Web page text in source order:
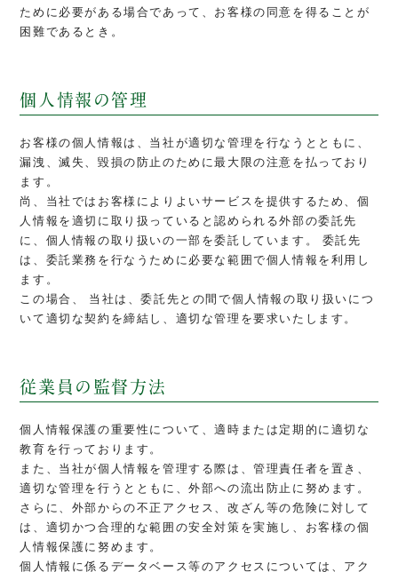
ために必要がある場合であって、お客様の同意を得ることが
困難であるとき。
個人情報の管理
お客様の個人情報は、当社が適切な管理を行なうとともに、
漏洩、滅失、毀損の防止のために最大限の注意を払っており
ます。
尚、当社ではお客様によりよいサービスを提供するため、個
人情報を適切に取り扱っていると認められる外部の委託先
に、個人情報の取り扱いの一部を委託しています。 委託先
は、委託業務を行なうために必要な範囲で個人情報を利用し
ます。
この場合、 当社は、委託先との間で個人情報の取り扱いにつ
いて適切な契約を締結し、適切な管理を要求いたします。
従業員の監督方法
個人情報保護の重要性について、適時または定期的に適切な
教育を行っております。
また、当社が個人情報を管理する際は、管理責任者を置き、
適切な管理を行うとともに、外部への流出防止に努めます。
さらに、外部からの不正アクセス、改ざん等の危険に対して
は、適切かつ合理的な範囲の安全対策を実施し、お客様の個
人情報保護に努めます。
個人情報に係るデータベース等のアクセスについては、アク